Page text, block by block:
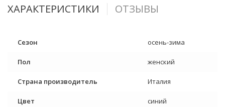
ХАРАКТЕРИСТИКИ ОТЗЫВЫ
Сезон осень-зима
Пол женский
Страна производитель Италия
Цвет синий